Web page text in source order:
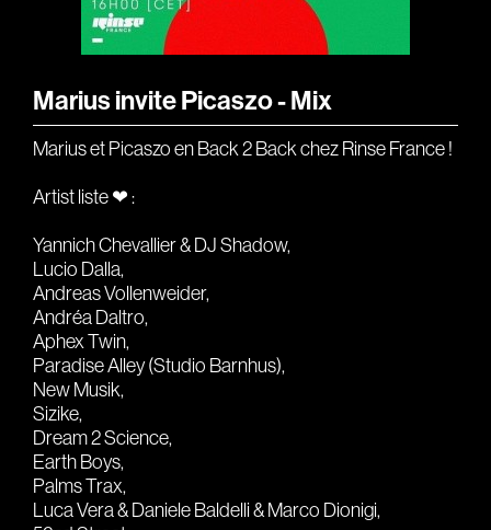
Gears & Instruments
Music
Recording
Mastering
Producing
Music
Artists
Audiovisual
Post-Producing
Voix Off
Audio Book
Marius invite Picaszo - Mix
Marius et Picaszo en Back 2 Back chez Rinse France !
Artist liste ❤︎ :
Yannich Chevallier & DJ Shadow,
Lucio Dalla,
Andreas Vollenweider,
Andréa Daltro,
Aphex Twin,
Paradise Alley (Studio Barnhus),
New Musik,
Sizike,
Dream 2 Science,
Earth Boys,
Palms Trax,
Luca Vera & Daniele Baldelli & Marco Dionigi,